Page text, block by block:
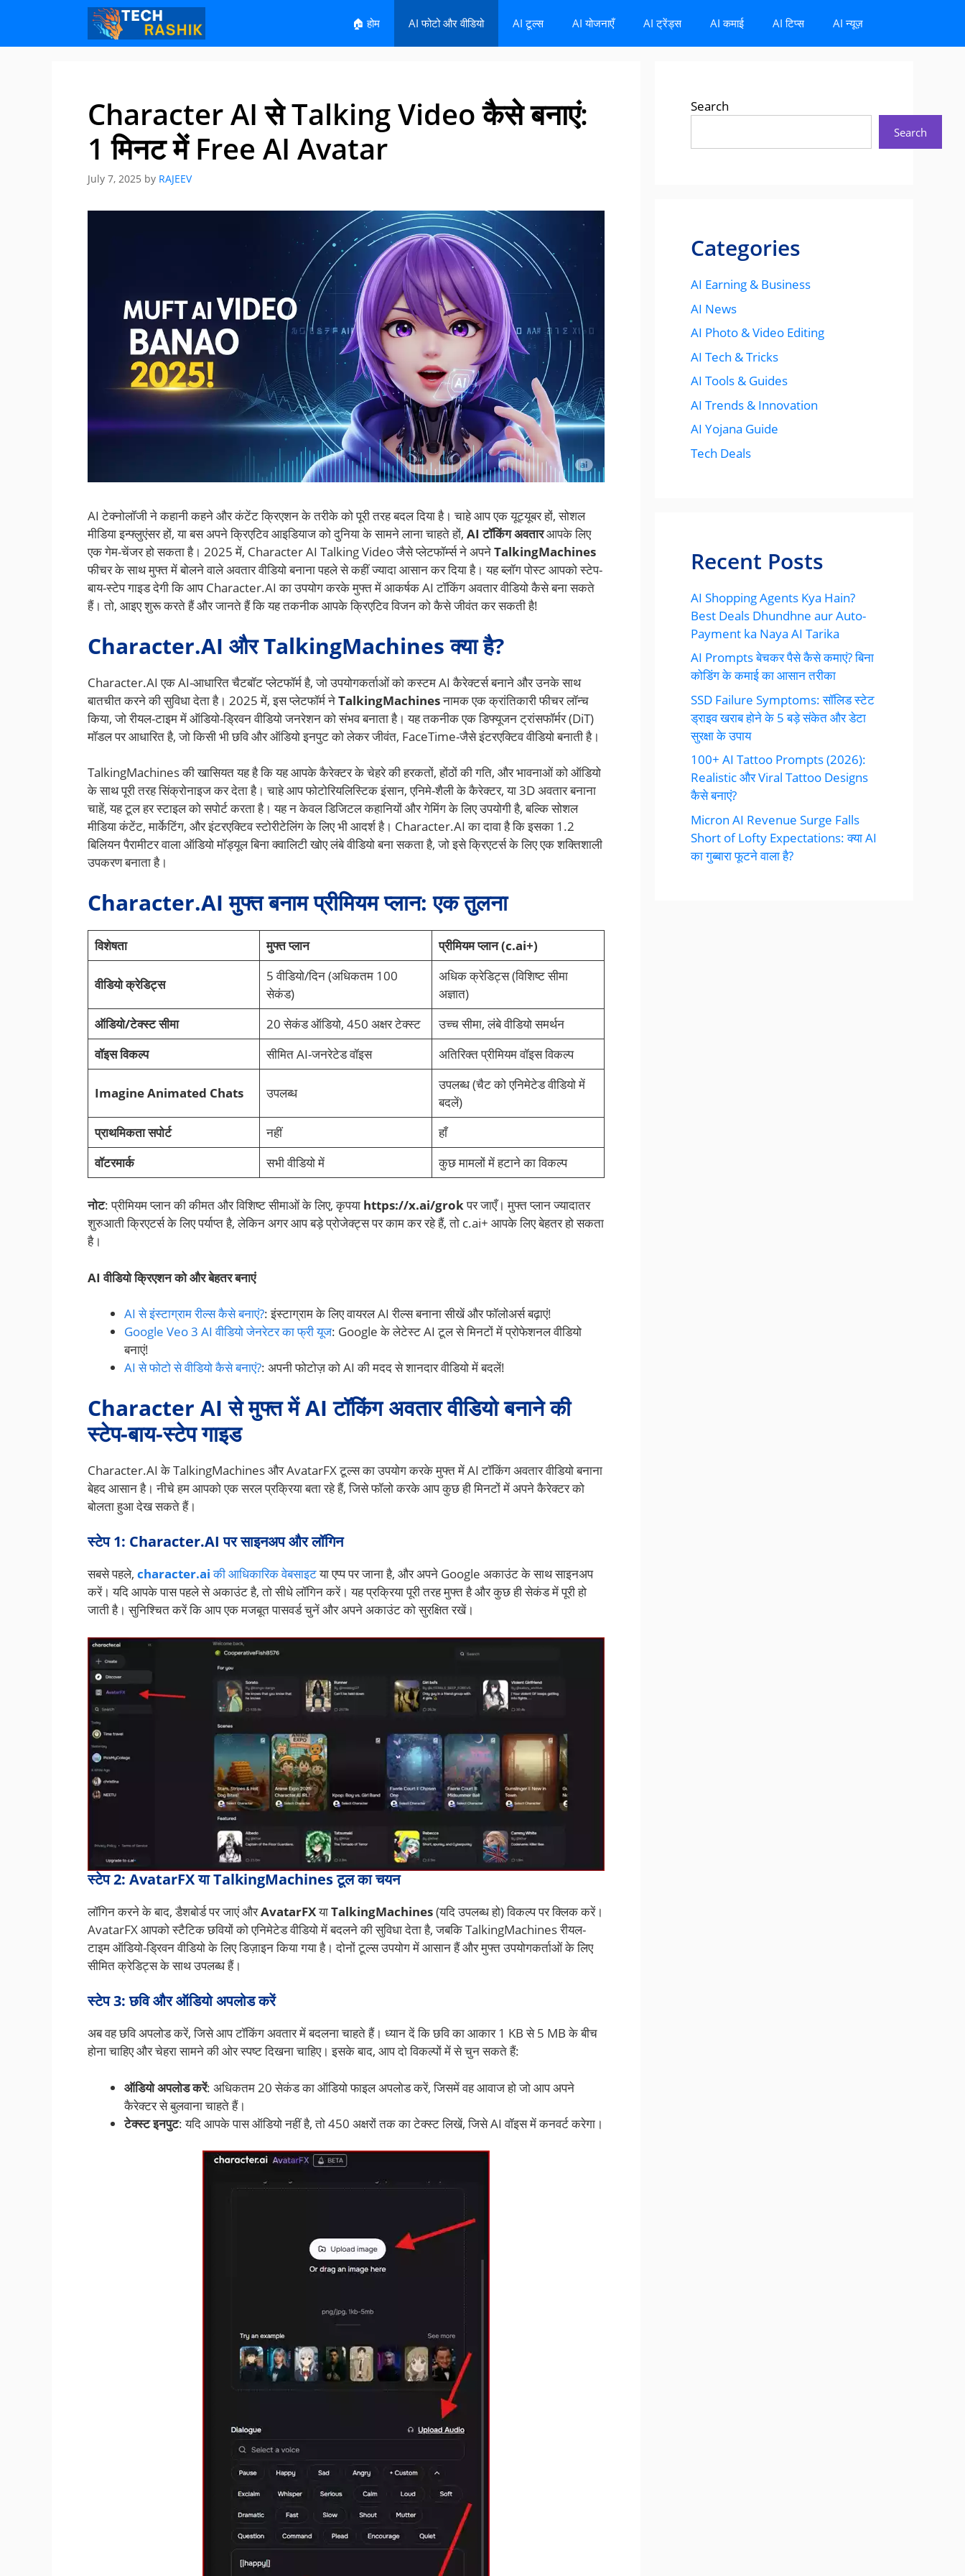
content
content
🏠 होम AI फोटो और वीडियो AI टूल्स AI योजनाएँ AI ट्रेंड्स AI कमाई AI टिप्स AI न्यूज़
Character AI से Talking Video कैसे बनाएं:
1 मिनट में Free AI Avatar
July 7, 2025 by RAJEEV
AI टेक्नोलॉजी ने कहानी कहने और कंटेंट क्रिएशन के तरीके को पूरी तरह बदल दिया है। चाहे आप एक यूट्यूबर हों, सोशल
मीडिया इन्फ्लुएंसर हों, या बस अपने क्रिएटिव आइडियाज को दुनिया के सामने लाना चाहते हों, AI टॉकिंग अवतारआपके लिए
एक गेम-चेंजर हो सकता है। 2025 में, Character AI Talking Video जैसे प्लेटफॉर्म्स ने अपनेTalkingMachines
फीचर के साथ मुफ्त में बोलने वाले अवतार वीडियो बनाना पहले से कहीं ज्यादा आसान कर दिया है। यह ब्लॉग पोस्ट आपको स्टेप-
बाय-स्टेप गाइड देगी कि आप Character.AI का उपयोग करके मुफ्त में आकर्षक AI टॉकिंग अवतार वीडियो कैसे बना सकते
हैं। तो, आइए शुरू करते हैं और जानते हैं कि यह तकनीक आपके क्रिएटिव विजन को कैसे जीवंत कर सकती है!
Character.AI और TalkingMachines क्या है?
Character.AI एक AI-आधारित चैटबॉट प्लेटफॉर्म है, जो उपयोगकर्ताओं को कस्टम AI कैरेक्टर्स बनाने और उनके साथ
बातचीत करने की सुविधा देता है। 2025 में, इस प्लेटफॉर्म नेTalkingMachinesनामक एक क्रांतिकारी फीचर लॉन्च
किया, जो रीयल-टाइम में ऑडियो-ड्रिवन वीडियो जनरेशन को संभव बनाता है। यह तकनीक एक डिफ्यूजन ट्रांसफॉर्मर (DiT)
मॉडल पर आधारित है, जो किसी भी छवि और ऑडियो इनपुट को लेकर जीवंत, FaceTime-जैसे इंटरएक्टिव वीडियो बनाती है।
TalkingMachines की खासियत यह है कि यह आपके कैरेक्टर के चेहरे की हरकतों, होंठों की गति, और भावनाओं को ऑडियो
के साथ पूरी तरह सिंक्रोनाइज कर देता है। चाहे आप फोटोरियलिस्टिक इंसान, एनिमे-शैली के कैरेक्टर, या 3D अवतार बनाना
चाहें, यह टूल हर स्टाइल को सपोर्ट करता है। यह न केवल डिजिटल कहानियों और गेमिंग के लिए उपयोगी है, बल्कि सोशल
मीडिया कंटेंट, मार्केटिंग, और इंटरएक्टिव स्टोरीटेलिंग के लिए भी आदर्श है। Character.AI का दावा है कि इसका 1.2
बिलियन पैरामीटर वाला ऑडियो मॉड्यूल बिना क्वालिटी खोए लंबे वीडियो बना सकता है, जो इसे क्रिएटर्स के लिए एक शक्तिशाली
उपकरण बनाता है।
Character.AI मुफ्त बनाम प्रीमियम प्लान: एक तुलना
विशेषता मुफ्त प्लान प्रीमियम प्लान (c.ai+)
वीडियो क्रेडिट्स
5 वीडियो/दिन (अधिकतम 100
सेकंड)
अधिक क्रेडिट्स (विशिष्ट सीमा
अज्ञात)
ऑडियो/टेक्स्ट सीमा
20 सेकंड ऑडियो, 450 अक्षर टेक्स्ट
उच्च सीमा, लंबे वीडियो समर्थन
वॉइस विकल्प
सीमित AI-जनरेटेड वॉइस अतिरिक्त प्रीमियम वॉइस विकल्प
Imagine Animated Chats उपलब्ध
उपलब्ध (चैट को एनिमेटेड वीडियो में
बदलें)
प्राथमिकता सपोर्ट
नहीं
हाँ
वॉटरमार्क
सभी वीडियो में कुछ मामलों में हटाने का विकल्प
नोट: प्रीमियम प्लान की कीमत और विशिष्ट सीमाओं के लिए, कृपया https://x.ai/grokपर जाएँ। मुफ्त प्लान ज्यादातर
शुरुआती क्रिएटर्स के लिए पर्याप्त है, लेकिन अगर आप बड़े प्रोजेक्ट्स पर काम कर रहे हैं, तो c.ai+ आपके लिए बेहतर हो सकता
है।
AI वीडियो क्रिएशन को और बेहतर बनाएं
AI से इंस्टाग्राम रील्स कैसे बनाएं?: इंस्टाग्राम के लिए वायरल AI रील्स बनाना सीखें और फॉलोअर्स बढ़ाएं!
Google Veo 3 AI वीडियो जेनरेटर का फ्री यूज: Google के लेटेस्ट AI टूल से मिनटों में प्रोफेशनल वीडियो
बनाएं!
AI से फोटो से वीडियो कैसे बनाएं?: अपनी फोटोज़ को AI की मदद से शानदार वीडियो में बदलें!
Character AI से मुफ्त में AI टॉकिंग अवतार वीडियो बनाने की
स्टेप-बाय-स्टेप गाइड
Character.AI के TalkingMachines और AvatarFX टूल्स का उपयोग करके मुफ्त में AI टॉकिंग अवतार वीडियो बनाना
बेहद आसान है। नीचे हम आपको एक सरल प्रक्रिया बता रहे हैं, जिसे फॉलो करके आप कुछ ही मिनटों में अपने कैरेक्टर को
बोलता हुआ देख सकते हैं।
स्टेप 1: Character.AI पर साइनअप और लॉगिन
सबसे पहले, character.aiकी आधिकारिक वेबसाइटया एप्प पर जाना है, और अपने Google अकाउंट के साथ साइनअप
करें। यदि आपके पास पहले से अकाउंट है, तो सीधे लॉगिन करें। यह प्रक्रिया पूरी तरह मुफ्त है और कुछ ही सेकंड में पूरी हो
जाती है। सुनिश्चित करें कि आप एक मजबूत पासवर्ड चुनें और अपने अकाउंट को सुरक्षित रखें।
स्टेप 2: AvatarFX या TalkingMachines टूल का चयन
लॉगिन करने के बाद, डैशबोर्ड पर जाएं औरAvatarFXयाTalkingMachines(यदि उपलब्ध हो) विकल्प पर क्लिक करें।
AvatarFX आपको स्टैटिक छवियों को एनिमेटेड वीडियो में बदलने की सुविधा देता है, जबकि TalkingMachines रीयल-
टाइम ऑडियो-ड्रिवन वीडियो के लिए डिज़ाइन किया गया है। दोनों टूल्स उपयोग में आसान हैं और मुफ्त उपयोगकर्ताओं के लिए
सीमित क्रेडिट्स के साथ उपलब्ध हैं।
स्टेप 3: छवि और ऑडियो अपलोड करें
अब वह छवि अपलोड करें, जिसे आप टॉकिंग अवतार में बदलना चाहते हैं। ध्यान दें कि छवि का आकार 1 KB से 5 MB के बीच
होना चाहिए और चेहरा सामने की ओर स्पष्ट दिखना चाहिए। इसके बाद, आप दो विकल्पों में से चुन सकते हैं:
ऑडियो अपलोड करें: अधिकतम 20 सेकंड का ऑडियो फाइल अपलोड करें, जिसमें वह आवाज हो जो आप अपने
कैरेक्टर से बुलवाना चाहते हैं।
टेक्स्ट इनपुट: यदि आपके पास ऑडियो नहीं है, तो 450 अक्षरों तक का टेक्स्ट लिखें, जिसे AI वॉइस में कनवर्ट करेगा।
Search
Search
Categories
AI Earning & Business
AI News
AI Photo & Video Editing
AI Tech & Tricks
AI Tools & Guides
AI Trends & Innovation
AI Yojana Guide
Tech Deals
Recent Posts
AI Shopping Agents Kya Hain?
Best Deals Dhundhne aur Auto-
Payment ka Naya AI Tarika
AI Prompts बेचकर पैसे कैसे कमाएं? बिना
कोडिंग के कमाई का आसान तरीका
SSD Failure Symptoms: सॉलिड स्टेट
ड्राइव खराब होने के 5 बड़े संकेत और डेटा
सुरक्षा के उपाय
100+ AI Tattoo Prompts (2026):
Realistic और Viral Tattoo Designs
कैसे बनाएं?
Micron AI Revenue Surge Falls
Short of Lofty Expectations: क्या AI
का गुब्बारा फूटने वाला है?